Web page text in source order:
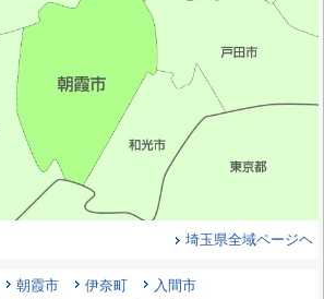
埼玉県全域ページヘ
朝霞市 伊奈町
入間市